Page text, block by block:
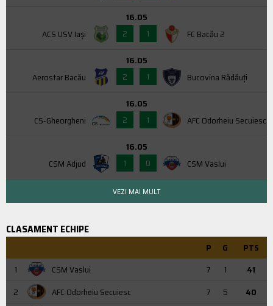
ACS USV Iaşi
16.05
2
1 FC Bacău 2
Aerostar Bacău
16.05
2
1 Bucovina Rădăuți
CS-Gheorgheni
16.05
2
1 AFC Odorheiu Secuiesc
CSM Adjud
16.05
1
0 CSM Vaslui
VEZI MAI MULT
CLASAMENT ECHIPE
P G
PTS
1
CSM Vaslui 7 1
41
2
AFC Odorheiu Secuiesc 7 5
40